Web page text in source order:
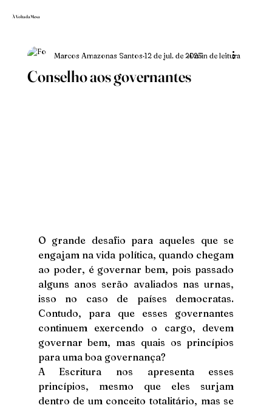
À Volta da Mesa
Conselho aos governantes
Marcos Amazonas Santos 12 de jul. de 20234 min de leitura
O grande desafio para aqueles que se
engajam na vida política, quando chegam
ao poder, é governar bem, pois passado
alguns anos serão avaliados nas urnas,
isso no caso de países democratas.
Contudo, para que esses governantes
continuem exercendo o cargo, devem
governar bem, mas quais os princípios
para uma boa governança?
A Escritura nos apresenta esses
princípios, mesmo que eles surjam
dentro de um conceito totalitário, mas se